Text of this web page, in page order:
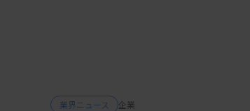
業界ニュース 企業